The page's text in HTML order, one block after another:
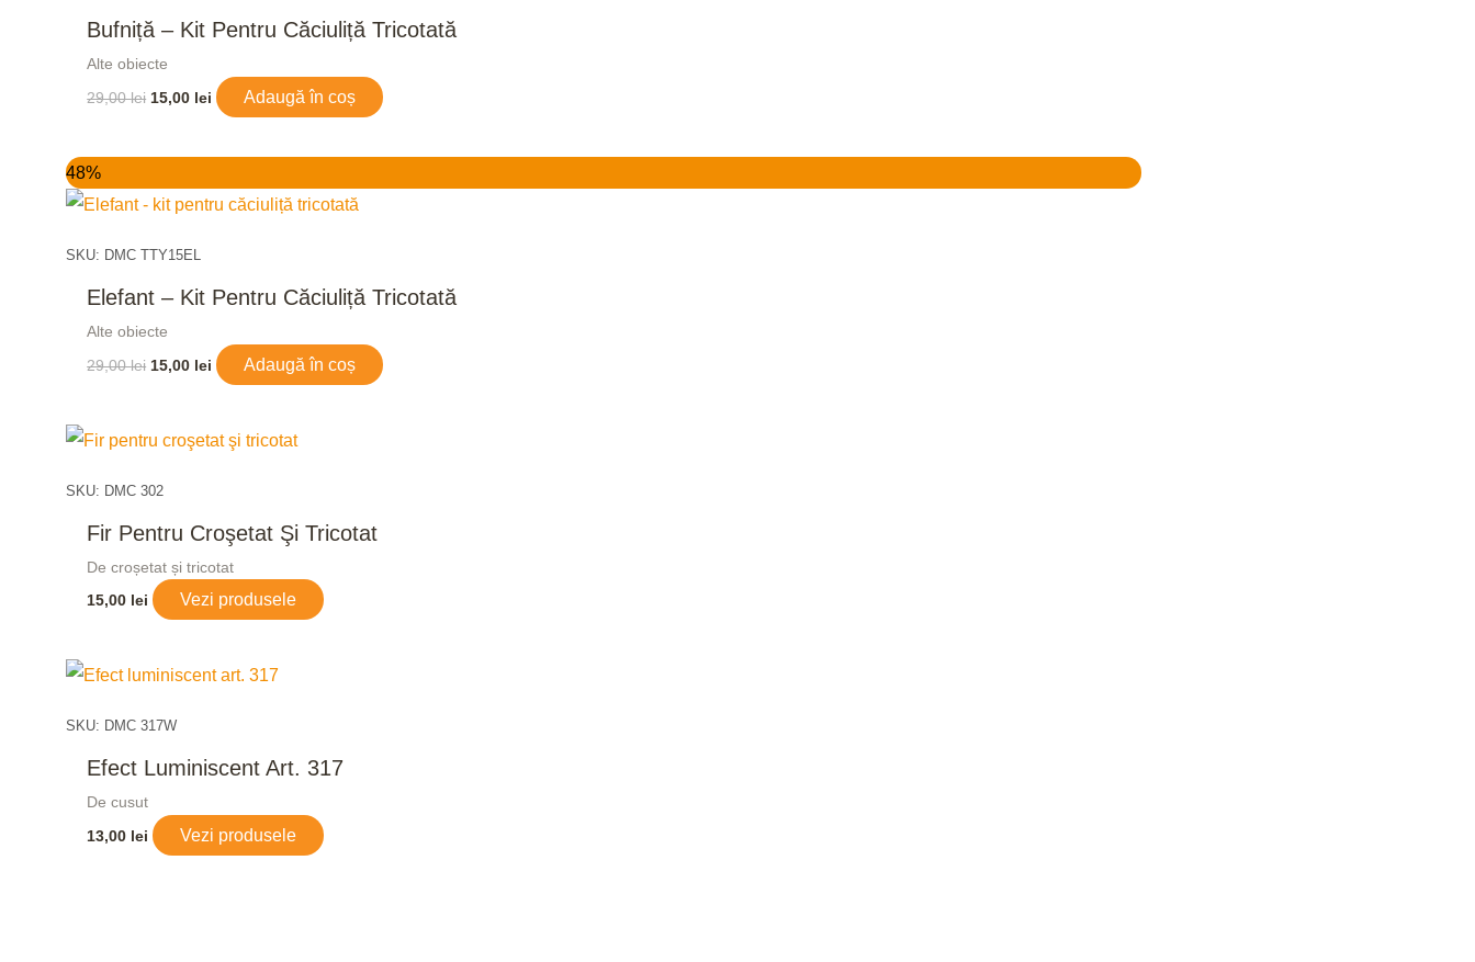
Bufniță – Kit Pentru Căciuliță Tricotată
Alte obiecte
29,00lei 15,00 lei Adaugă în coș
48%
SKU: DMC TTY15EL
Elefant – Kit Pentru Căciuliță Tricotată
Alte obiecte
29,00lei
inițial
a
15,00 lei
curent
este:
Adaugă în coș
SKU: DMC 302
Fir Pentru Croşetat Şi Tricotat
De croșetat și tricotat
15,00 lei Vezi produsele
SKU: DMC 317W
Efect Luminiscent Art. 317
De cusut
13,00 lei Vezi produsele